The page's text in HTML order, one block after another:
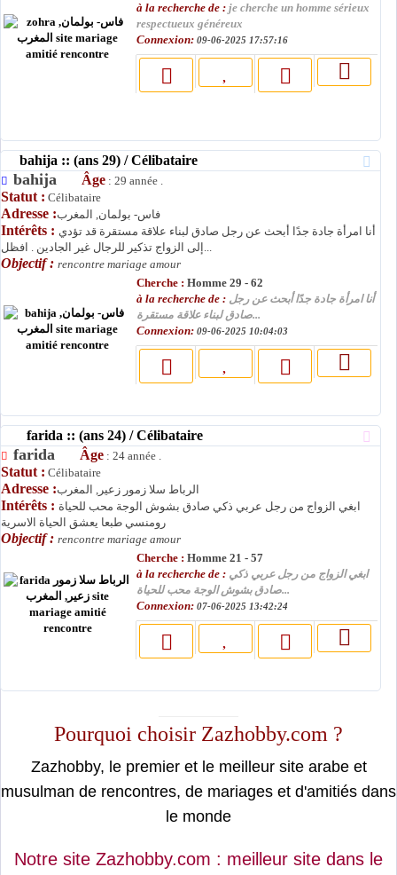
à la recherche de : je cherche un homme sérieux
respectueux généreux
Connexion: 09-06-2025 17:57:16
bahija :: (ans 29) / Célibataire
bahija Âge : 29 année .
Statut : Célibataire
Adresse :فاس- بولمان, المغرب
Intérêts : أنا امرأة جادة جدًا أبحث عن رجل صادق لبناء علاقة مستقرة قد تؤدي
إلى الزواج تذكير للرجال غير الجادين . افظل...
Objectif : rencontre mariage amour
Cherche : Homme 29 - 62
à la recherche de : أنا امرأة جادة جدًا أبحث عن رجل
صادق لبناء علاقة مستقرة...
Connexion: 09-06-2025 10:04:03
farida :: (ans 24) / Célibataire
farida Âge : 24 année .
Statut : Célibataire
Adresse :الرباط سلا زمور زعير, المغرب
Intérêts : ابغي الزواج من رجل عربي ذكي صادق بشوش الوجة محب للحياة
رومنسي طبعا يعشق الحياة الاسرية
Objectif : rencontre mariage amour
Cherche : Homme 21 - 57
à la recherche de : ابغي الزواج من رجل عربي ذكي
صادق بشوش الوجة محب للحياة...
Connexion: 07-06-2025 13:42:24
Pourquoi choisir Zazhobby.com ?
Zazhobby, le premier et le meilleur site arabe et
musulman de rencontres, de mariages et d'amitiés dans
le monde
Notre site Zazhobby.com : meilleur site dans le